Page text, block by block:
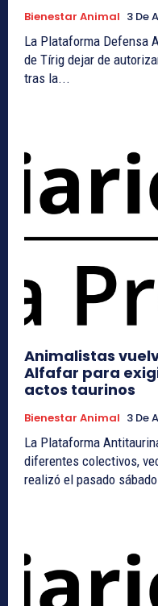
Bienestar Animal 3 De
La Plataforma Defensa
de Tírig dejar de
tras la...
Animalistas
Alfafar para
actos taurinos
Bienestar Animal 3 De
La Plataforma
diferentes colectivos,
realizó el pasado